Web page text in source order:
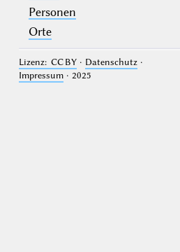
Personen
Orte
Lizenz: CC BY· Datenschutz·
Impressum· 2025